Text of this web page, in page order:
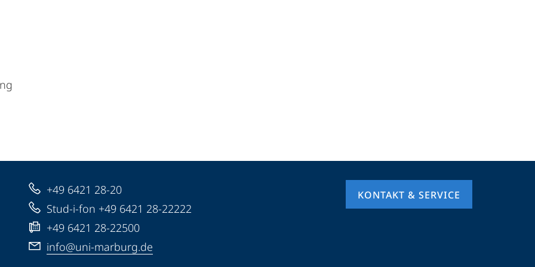
+49 6421 28-20
Stud-i-fon +49 6421 28-22222
+49 6421 28-22500
info@uni-marburg.de
KONTAKT & SERVICE